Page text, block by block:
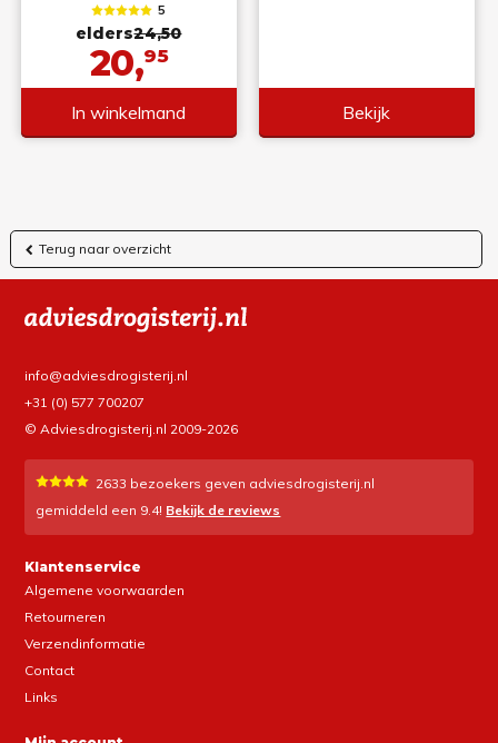
5
elders24,50
20,95
In winkelmand Bekijk
Terug naar overzicht
info@adviesdrogisterij.nl
+31 (0) 577 700207
© Adviesdrogisterij.nl 2009-2026
2633 bezoekers geven adviesdrogisterij.nl
gemiddeld een 9.4! Bekijk de reviews
Klantenservice
Algemene voorwaarden
Retourneren
Verzendinformatie
Contact
Links